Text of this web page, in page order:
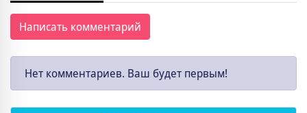
Написать комментарий
Нет комментариев. Ваш будет первым!